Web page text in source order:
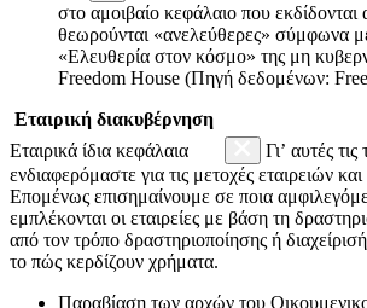
στο αμοιβαίο κεφάλαιο που
θεωρούνται «ανελεύθερες» σύμφωνα
«Ελευθερία στον κόσμο» της μη
Freedom House (Πηγή δεδομένων:
Εταιρική διακυβέρνηση
Εταιρικά ίδια κεφάλαια
Γι’ αυτές τις
ενδιαφερόμαστε για τις μετοχές εταιρειών
Επομένως επισημαίνουμε σε ποια
εμπλέκονται οι εταιρείες με βάση τη
από τον τρόπο δραστηριοποίησης ή
το πώς κερδίζουν χρήματα.
Παραβίαση των αρχών του